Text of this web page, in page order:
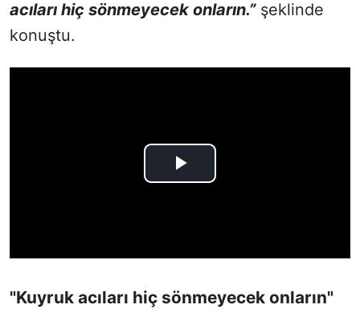
acıları hiç sönmeyecek onların.”şeklinde
konuştu.
"Kuyruk acıları hiç sönmeyecek onların"